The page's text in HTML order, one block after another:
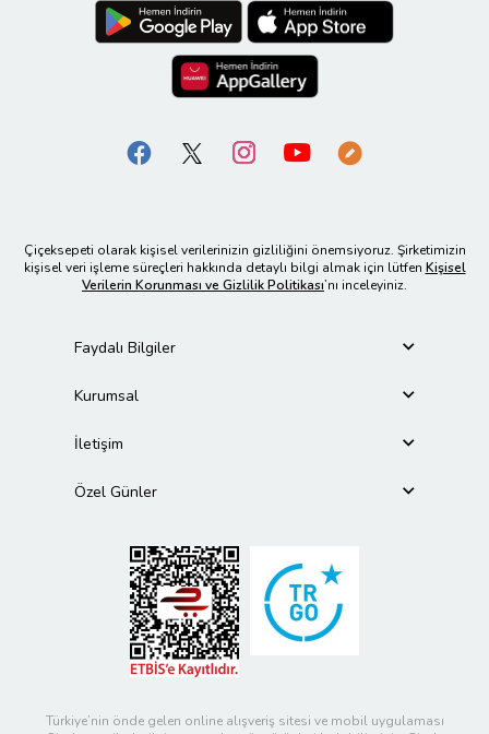
Çiçeksepeti olarak kişisel verilerinizin gizliliğini önemsiyoruz. Şirketimizin
kişisel veri işleme süreçleri hakkında detaylı bilgi almak için lütfen Kişisel
Verilerin Korunması ve Gizlilik Politikası’nı inceleyiniz.
Faydalı Bilgiler
Kurumsal
İletişim
Özel Günler
Türkiye’nin önde gelen online alışveriş sitesi ve mobil uygulaması